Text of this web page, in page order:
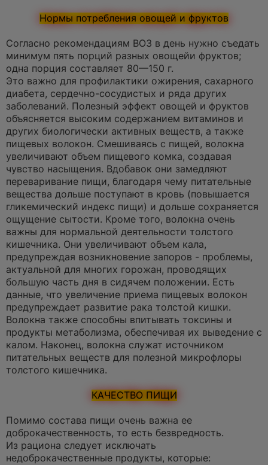
Нормы потребления овощей и фруктов
Согласно рекомендациям ВОЗ в день нужно съедать
минимум пять порций разных овощейи фруктов;
одна порция составляет 80—150 г.
Это важно для профилактики ожирения, сахарного
диабета, сердечно-сосудистых и ряда других
заболеваний. Полезный эффект овощей и фруктов
объясняется высоким содержанием витаминов и
других биологически активных веществ, а также
пищевых волокон. Смешиваясь с пищей, волокна
увеличивают объем пищевого комка, создавая
чувство насыщения. Вдобавок они замедляют
переваривание пищи, благодаря чему питательные
вещества дольше поступают в кровь (повышается
гликемический индекс пищи) и дольше сохраняется
ощущение сытости. Кроме того, волокна очень
важны для нормальной деятельности толстого
кишечника. Они увеличивают объем кала,
предупреждая возникновение запоров - проблемы,
актуальной для многих горожан, проводящих
большую часть дня в сидячем положении. Есть
данные, что увеличение приема пищевых волокон
предупреждает развитие рака толстой кишки.
Волокна также способны впитывать токсины и
продукты метаболизма, обеспечивая их выведение с
калом. Наконец, волокна служат источником
питательных веществ для полезной микрофлоры
толстого кишечника.
КАЧЕСТВО ПИЩИ
Помимо состава пищи очень важна ее
доброкачественность, то есть безвредность.
Из рациона следует исключать
недоброкачественные продукты, которые: